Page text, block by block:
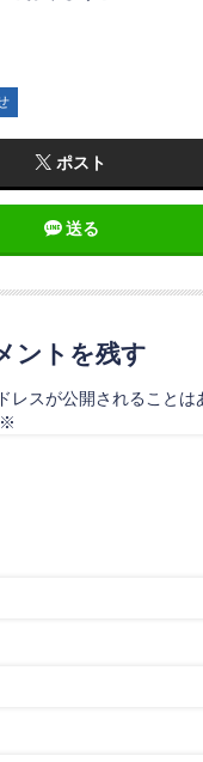
ポスト
送る
ントを残す
レスが公開されることは
※